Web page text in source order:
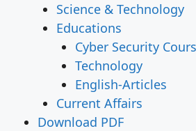
Science & Technology
Educations
Cyber Security
Technology
English-Articles
Current Affairs
Download PDF